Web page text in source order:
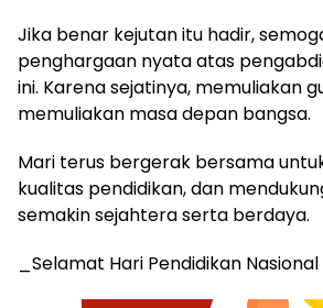
Jika benar kejutan itu hadir,
penghargaan nyata atas
ini. Karena sejatinya, memuliakan
memuliakan masa depan bangsa.
Mari terus bergerak bersama
kualitas pendidikan, dan
semakin sejahtera serta berdaya.
_Selamat Hari Pendidikan Nasional